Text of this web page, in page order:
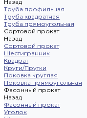
Назад
Труба профильная
Труба квадратная
Труба прямоугольная
Сортовой прокат
Назад
Сортовой прокат
Шестигранник
Квадрат
Круги/Прутки
Поковка круглая
Поковка прямоугольная
Фасонный прокат
Назад
Фасонный прокат
Уголок